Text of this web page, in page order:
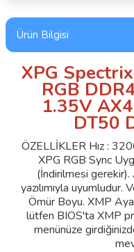
Ürün Bilgisi
XPG
RGB
1.35V
DT50
ÖZELLİKLER Hız :
XPG RGB Sync
(İndirilmesi
yazılımıyla uyumludur.
Ömür Boyu. XMP
lütfen BIOS'ta XMP
menünüze